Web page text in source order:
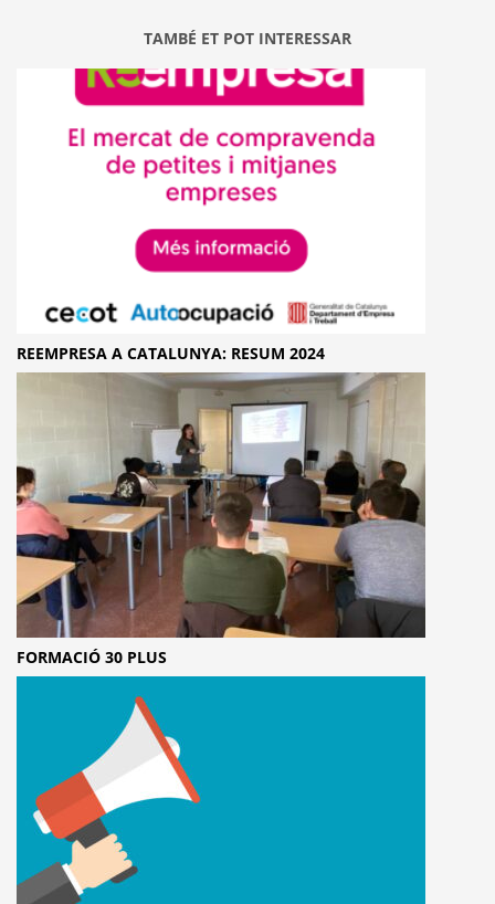
TAMBÉ ET POT INTERESSAR
REEMPRESA A CATALUNYA: RESUM 2024
FORMACIÓ 30 PLUS